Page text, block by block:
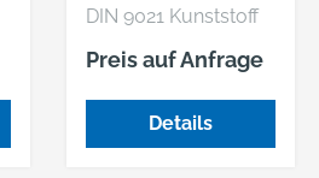
DIN 9021 Kunststoff
PA Scheiben, Außen
Ø ~3 x Schrauben Ø,
Preis auf Anfrage
Details